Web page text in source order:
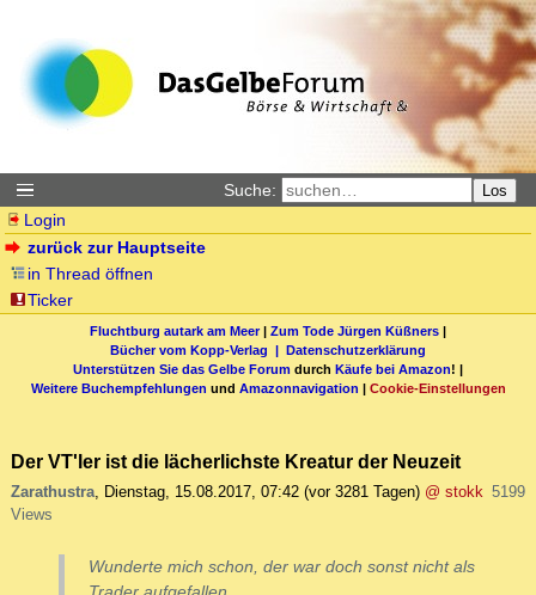
Suche: Los
Login
zurück zur Hauptseite
in Thread öffnen
Ticker
Fluchtburg autark am Meer| Zum Tode Jürgen Küßners |
Bücher vom Kopp-Verlag | Datenschutzerklärung
Unterstützen Sie das Gelbe Forum durch Käufe bei Amazon! |
Weitere Buchempfehlungen und Amazonnavigation | Cookie-Einstellungen
Der VT'ler ist die lächerlichste Kreatur der Neuzeit
Zarathustra, Dienstag, 15.08.2017, 07:42 (vor 3281 Tagen) @ stokk 5199
Views
Wunderte mich schon, der war doch sonst nicht als